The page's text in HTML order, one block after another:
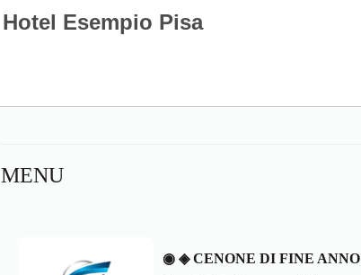
Hotel Esempio Pisa
MENU
◉ ◈ CENONE DI FINE ANNO